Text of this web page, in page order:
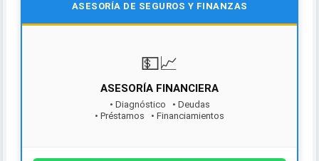
ASESORÍA DE SEGUROS Y FINANZAS
💵📈
ASESORÍA FINANCIERA
• Diagnóstico • Deudas
• Préstamos • Financiamientos
¡Contáctanos hoy!